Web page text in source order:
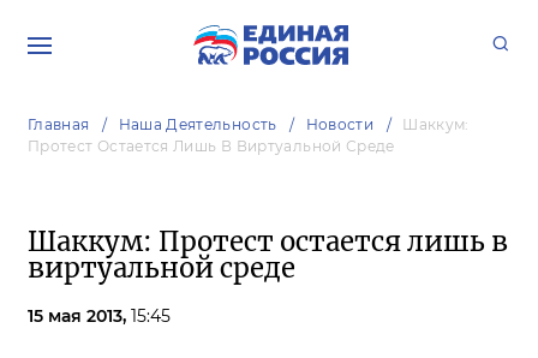
Главная Наша Деятельность Новости
Шаккум:
Протест Остается Лишь В Виртуальной Среде
Шаккум: Протест остается лишь в
виртуальной среде
15 мая 2013, 15:45